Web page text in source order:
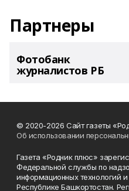
Партнеры
Фотобанк
журналистов РБ
© 2020-2026 Сайт газеты
Об использовании
Газета «Родник плюс»
Федеральной службы по
информационных технологий
Республике Башкортостан.